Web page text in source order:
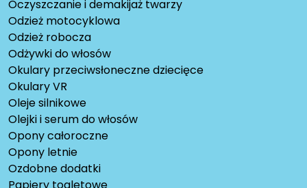
Oczyszczanie i demakijaż twarzy
Odzież motocyklowa
Odzież robocza
Odżywki do włosów
Okulary przeciwsłoneczne dziecięce
Okulary VR
Oleje silnikowe
Olejki i serum do włosów
Opony całoroczne
Opony letnie
Ozdobne dodatki